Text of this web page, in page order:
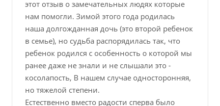
этот отзыв о замечательных людях которые
нам помогли. Зимой этого года родилась
наша долгожданная дочь (это второй ребенок
в семье), но судьба распорядилась так, что
ребенок родился с особенность о которой мы
ранее даже не знали и не слышали это -
косолапость, В нашем случае односторонняя,
но тяжелой степени.
Естественно вместо радости сперва было